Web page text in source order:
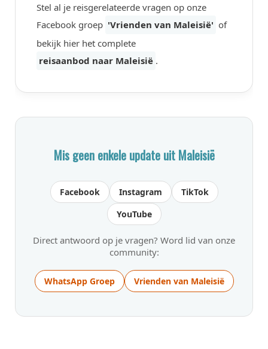
Stel al je reisgerelateerde vragen op onze
Facebook groep 'Vrienden van Maleisië' of
bekijk hier het complete
reisaanbod naar Maleisië .
Mis geen enkele update uit Maleisië
Facebook Instagram
TikTok
YouTube
Direct antwoord op je vragen? Word lid van onze
community:
WhatsApp Groep Vrienden van Maleisië